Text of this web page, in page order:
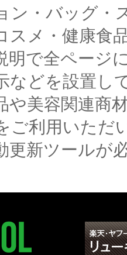
ン・バッグ・
スメ・健康食
明で全ページ
などを設置し
や美容関連商
ご利用いただ
更新ツールが